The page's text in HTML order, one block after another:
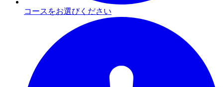
コースをお選びください